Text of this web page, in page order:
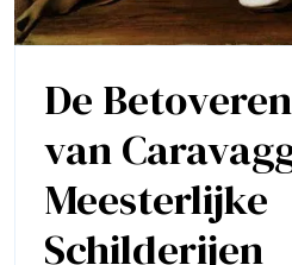
De
van
Meesterlijke
SchilderijenDe